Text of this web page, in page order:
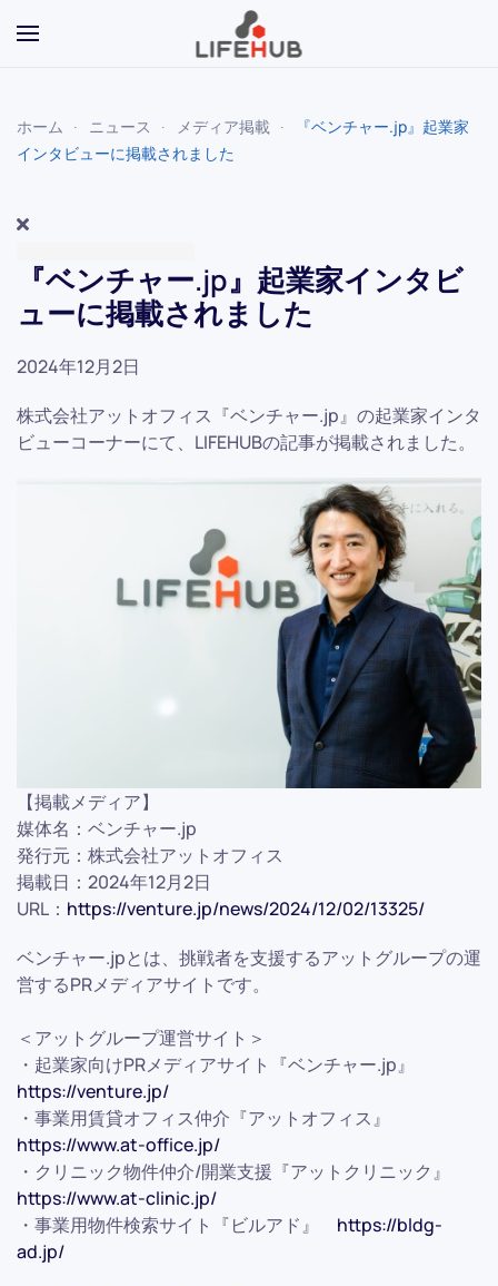
Skip to main content
ホーム ニュース メディア掲載
『ベンチャー.jp』起業家
インタビューに掲載されました
『ベンチャー.jp』起業家インタビ
ューに掲載されました
2024年12月2日
株式会社アットオフィス『ベンチャー.jp』の起業家インタ
ビューコーナーにて、LIFEHUBの記事が掲載されました。
【掲載メディア】
媒体名：ベンチャー.jp
発行元：株式会社アットオフィス
掲載日：2024年12月2日
URL： https://venture.jp/news/2024/12/02/13325/
ベンチャー.jpとは、挑戦者を支援するアットグループの運
営するPRメディアサイトです。
＜アットグループ運営サイト＞
・起業家向けPRメディアサイト『ベンチャー.jp』
https://venture.jp/
・事業用賃貸オフィス仲介『アットオフィス』
https://www.at-office.jp/
・クリニック物件仲介/開業支援『アットクリニック』
https://www.at-clinic.jp/
・事業用物件検索サイト『ビルアド』 https://bldg-
ad.jp/